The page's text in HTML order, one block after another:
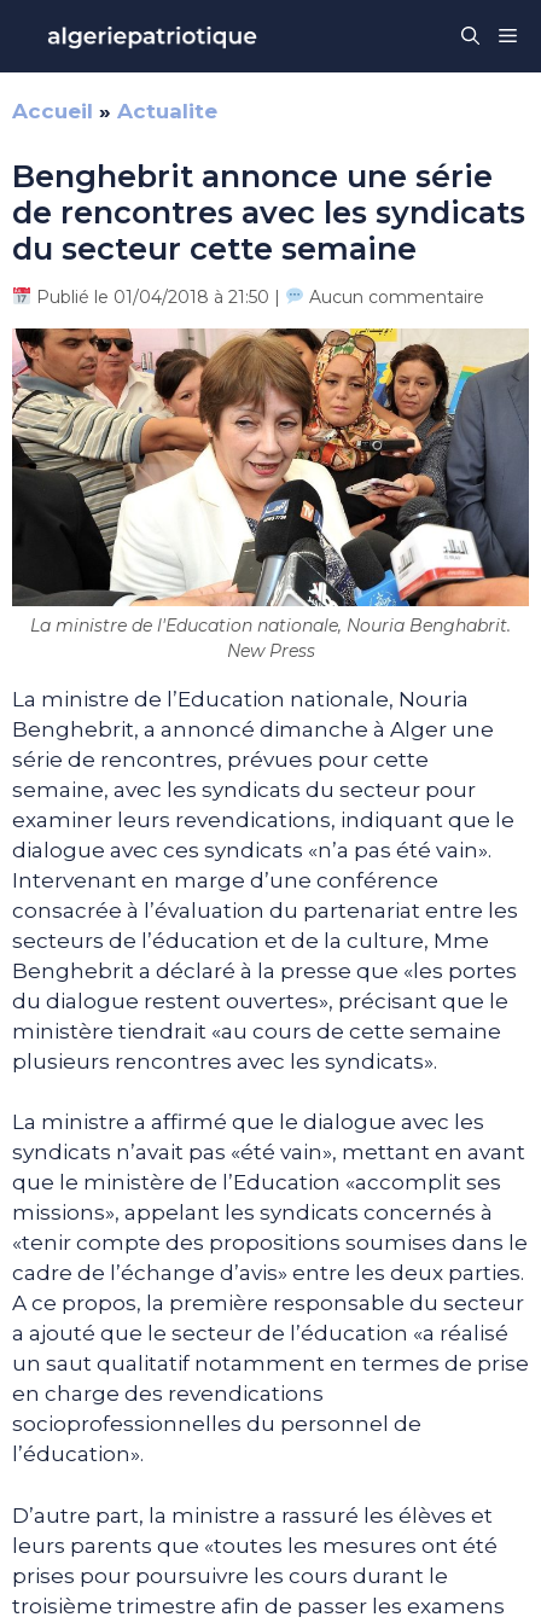
contenu
Accueil » Actualite
Benghebrit annonce une série
de rencontres avec les syndicats
du secteur cette semaine
Publié le 01/04/2018 à 21:50 | Aucun commentaire
La ministre de l'Education nationale, Nouria Benghabrit.
New Press
La ministre de l’Education nationale, Nouria
Benghebrit, a annoncé dimanche à Alger une
série de rencontres, prévues pour cette
semaine, avec les syndicats du secteur pour
examiner leurs revendications, indiquant que le
dialogue avec ces syndicats «n’a pas été vain».
Intervenant en marge d’une conférence
consacrée à l’évaluation du partenariat entre les
secteurs de l’éducation et de la culture, Mme
Benghebrit a déclaré à la presse que «les portes
du dialogue restent ouvertes», précisant que le
ministère tiendrait «au cours de cette semaine
plusieurs rencontres avec les syndicats».
La ministre a affirmé que le dialogue avec les
syndicats n’avait pas «été vain», mettant en avant
que le ministère de l’Education «accomplit ses
missions», appelant les syndicats concernés à
«tenir compte des propositions soumises dans le
cadre de l’échange d’avis» entre les deux parties.
A ce propos, la première responsable du secteur
a ajouté que le secteur de l’éducation «a réalisé
un saut qualitatif notamment en termes de prise
en charge des revendications
socioprofessionnelles du personnel de
l’éducation».
D’autre part, la ministre a rassuré les élèves et
leurs parents que «toutes les mesures ont été
prises pour poursuivre les cours durant le
troisième trimestre afin de passer les examens